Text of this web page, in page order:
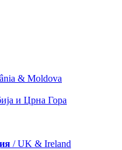
& Moldova
и Црна Гора
/ UK & Ireland